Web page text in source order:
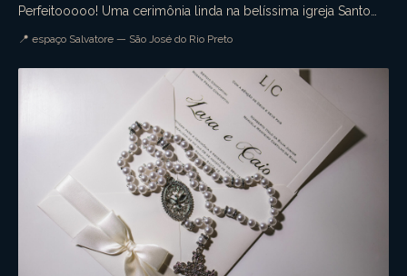
Perfeitooooo! Uma cerimônia linda na belíssima igreja Santo
📍 espaço Salvatore — São José do Rio Preto